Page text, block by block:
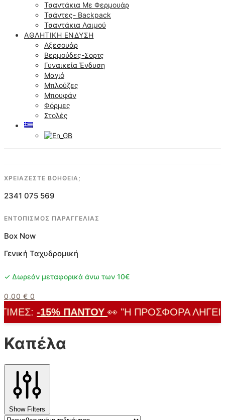
Τσαντάκια Με Φερμουάρ
Τσάντες- Backpack
Τσαντάκια Λαιμού
ΑΘΛΗΤΙΚΉ ΈΝΔΥΣΗ
Αξεσουάρ
Βερμούδες-Σορτς
Γυναικεία Ένδυση
Μαγιό
Μπλούζες
Μπουφάν
Φόρμες
Στολές
ΧΡΕΙΑΖΕΣΤΕ ΒΟΗΘΕΙΑ;
2341 075 569
ΕΝΤΟΠΙΣΜΟΣ ΠΑΡΑΓΓΕΛΙΑΣ
Box Now
Γενική Ταχυδρομική
✓ Δωρεάν μεταφορικά άνω των 10€
0,00 € 0
-15% ΠΑΝΤΟΎ👀 "Η ΠΡΟΣΦΟΡΆ ΛΉΓΕΙ
Καπέλα
Show Filters